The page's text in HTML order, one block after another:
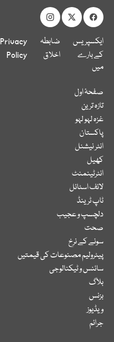
ایکسپریس
کے بارے
میں
ضابطہ
اخلاق
Privacy
Policy
صفحۂ اول
تازہ ترین
غزہ لہو لہو
پاکستان
انٹر نیشنل
کھیل
انٹرٹینمنٹ
لائف اسٹائل
ٹاپ ٹرینڈ
دلچسپ و عجیب
صحت
سونے کے نرخ
پیٹرولیم مصنوعات کی قیمتیں
سائنس و ٹیکنالوجی
بلاگ
بزنس
ویڈیوز
جرائم